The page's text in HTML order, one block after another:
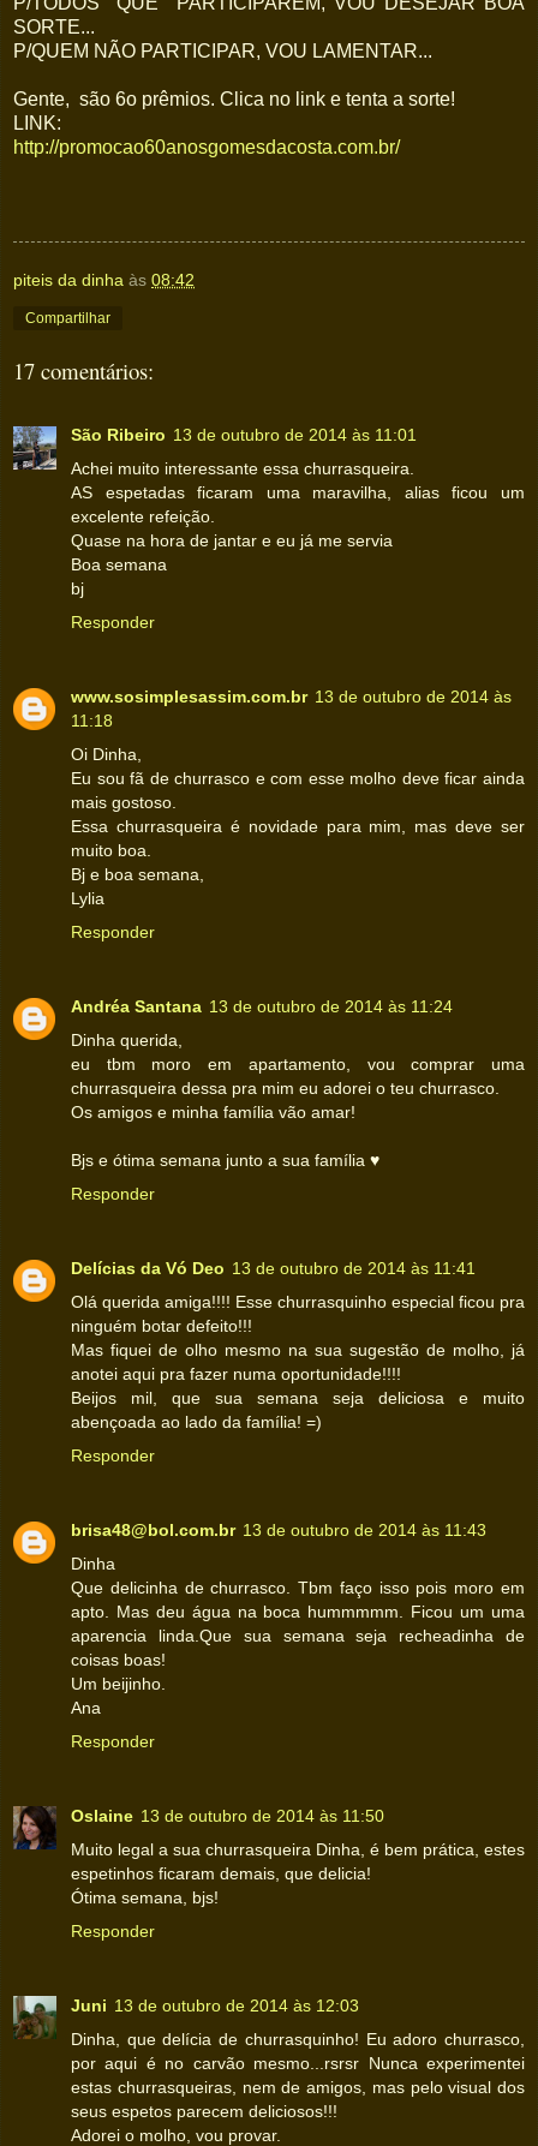
SORTE...
P/QUEM NÃO PARTICIPAR, VOU LAMENTAR...
Gente, são 6o prêmios. Clica no link e tenta a sorte!
LINK:
http://promocao60anosgomesdacosta.com.br/
piteis da dinha às 08:42
Compartilhar
17 comentários:
São Ribeiro 13 de outubro de 2014 às 11:01
Achei muito interessante essa churrasqueira.
AS espetadas ficaram uma maravilha, alias ficou um
excelente refeição.
Quase na hora de jantar e eu já me servia
Boa semana
bj
Responder
www.sosimplesassim.com.br 13 de outubro de 2014 às
11:18
Oi Dinha,
Eu sou fã de churrasco e com esse molho deve ficar ainda
mais gostoso.
Essa churrasqueira é novidade para mim, mas deve ser
muito boa.
Bj e boa semana,
Lylia
Responder
Andréa Santana 13 de outubro de 2014 às 11:24
Dinha querida,
eu tbm moro em apartamento, vou comprar uma
churrasqueira dessa pra mim eu adorei o teu churrasco.
Os amigos e minha família vão amar!
Bjs e ótima semana junto a sua família ♥
Responder
Delícias da Vó Deo 13 de outubro de 2014 às 11:41
Olá querida amiga!!!! Esse churrasquinho especial ficou pra
ninguém botar defeito!!!
Mas fiquei de olho mesmo na sua sugestão de molho, já
anotei aqui pra fazer numa oportunidade!!!!
Beijos mil, que sua semana seja deliciosa e muito
abençoada ao lado da família! =)
Responder
brisa48@bol.com.br 13 de outubro de 2014 às 11:43
Dinha
Que delicinha de churrasco. Tbm faço isso pois moro em
apto. Mas deu água na boca hummmmm. Ficou um uma
aparencia linda.Que sua semana seja recheadinha de
coisas boas!
Um beijinho.
Ana
Responder
Oslaine 13 de outubro de 2014 às 11:50
Muito legal a sua churrasqueira Dinha, é bem prática, estes
espetinhos ficaram demais, que delicia!
Ótima semana, bjs!
Responder
Juni 13 de outubro de 2014 às 12:03
Dinha, que delícia de churrasquinho! Eu adoro churrasco,
por aqui é no carvão mesmo...rsrsr Nunca experimentei
estas churrasqueiras, nem de amigos, mas pelo visual dos
seus espetos parecem deliciosos!!!
Adorei o molho, vou provar.